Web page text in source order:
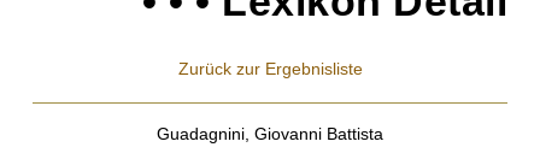
Zurück zur Ergebnisliste
Guadagnini, Giovanni Battista